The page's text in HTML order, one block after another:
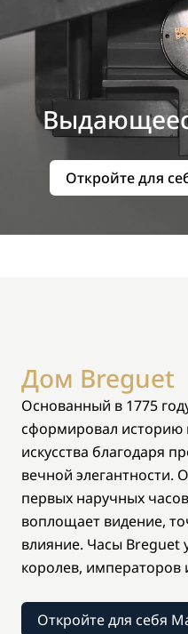
Откройте для
Дом Breguet
Основанный в 1775
сформировал историю
искусства благодаря
вечной элегантности.
первых наручных
воплощает видение,
влияние. Часы Breguet
королев, императоров
Откройте для себя